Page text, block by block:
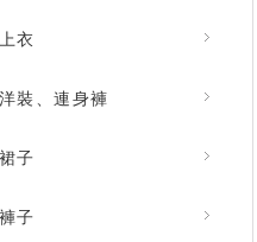
上衣
洋裝、連身褲
裙子
褲子